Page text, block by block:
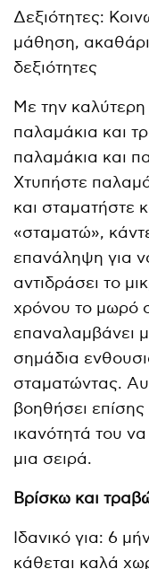
Δεξιότητες:
μάθηση,
δεξιότητες
Με την
παλαμάκια και
παλαμάκια και
Χτυπήστε
και σταματήστε
«σταματώ»,
επανάληψη για
αντιδράσει το
χρόνου το μωρό
επαναλαμβάνει
σημάδια
σταματώντας.
βοηθήσει
ικανότητά του
μια σειρά.
Βρίσκω και
Ιδανικό για: 6
κάθεται καλά